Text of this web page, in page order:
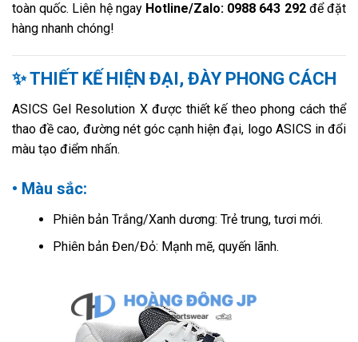
toàn quốc. Liên hệ ngay Hotline/Zalo: 0988 643 292để đặt
hàng nhanh chóng!
✨ THIẾT KẾ HIỆN ĐẠI, ĐÀY PHONG CÁCH
ASICS Gel Resolution X được thiết kế theo phong cách thể
thao đề cao, đường nét góc cạnh hiện đại, logo ASICS in đổi
màu tạo điểm nhấn.
• Màu sắc:
Phiên bản Trắng/Xanh dương: Trẻ trung, tươi mới.
Phiên bản Đen/Đỏ: Mạnh mẽ, quyến lãnh.